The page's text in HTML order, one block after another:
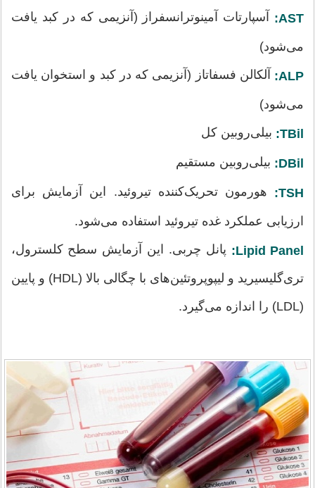
AST: آسپارتات آمینوترانسفراز (آنزیمی که در کبد یافت
می‌شود)
ALP: آلکالن فسفاتاز (آنزیمی که در کبد و استخوان یافت
می‌شود)
TBil: بیلی‌روبین کل
DBil: بیلی‌روبین مستقیم
TSH: هورمون تحریک‌کننده تیروئید. این آزمایش برای
ارزیابی عملکرد غده تیروئید استفاده می‌شود.
Lipid Panel: پانل چربی. این آزمایش سطح کلسترول،
تری‌گلیسیرید و لیپوپروتئین‌های با چگالی بالا (HDL) و پایین
(LDL) را اندازه می‌گیرد.